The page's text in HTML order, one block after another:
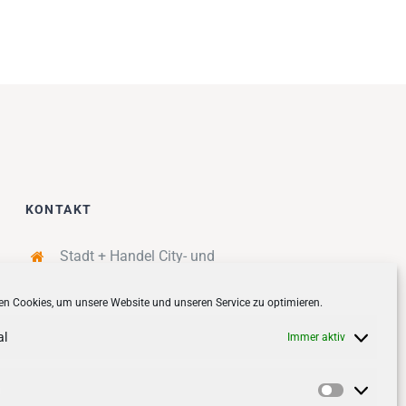
Cookies, um unsere Website und unseren Service zu optimieren.
Immer aktiv
KONTAKT
Stadt + Handel City- und
Quartiersmanagement